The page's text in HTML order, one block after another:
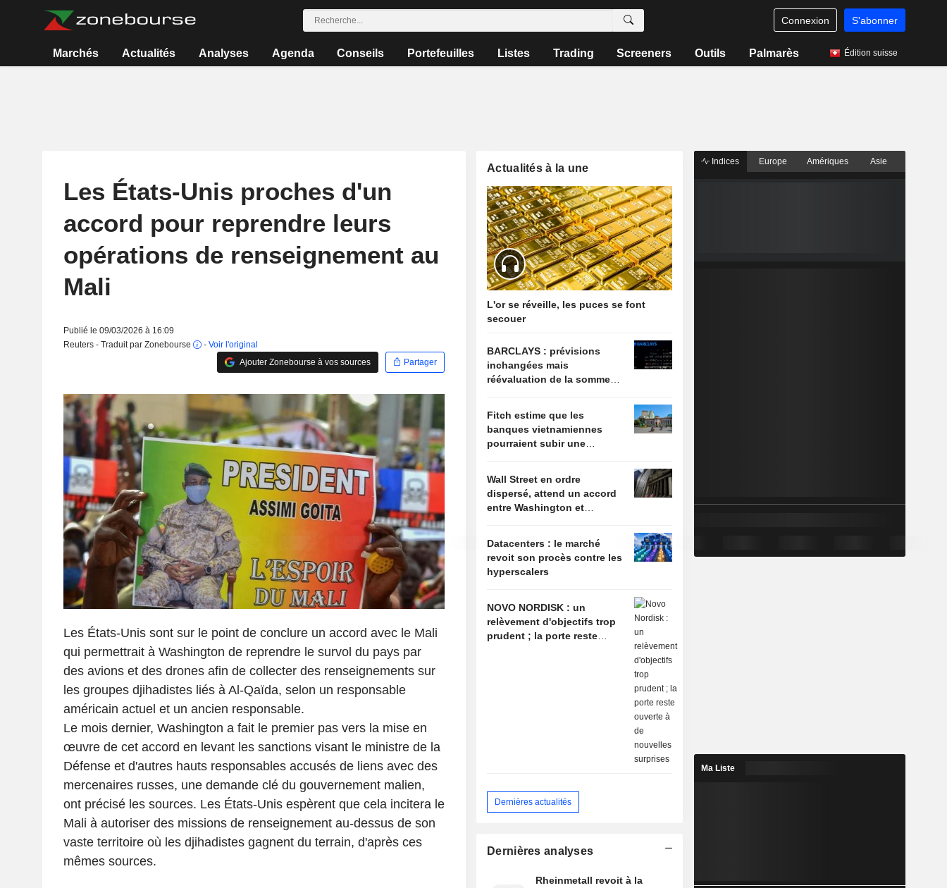
Connexion S'abonner
Marchés Actualités Analyses Agenda Conseils Portefeuilles Listes Trading Screeners Outils Palmarès Édition suisse
Les États-Unis proches d'un
accord pour reprendre leurs
opérations de renseignement au
Mali
Publié le 09/03/2026 à 16:09
Reuters - Traduit par Zonebourse
- Voir l'original
Ajouter Zonebourse à vos sources
Partager
Les États-Unis sont sur le point de conclure un accord avec le Mali
qui permettrait à Washington de reprendre le survol du pays par
des avions et des drones afin de collecter des renseignements sur
les groupes djihadistes liés à Al-Qaïda, selon un responsable
américain actuel et un ancien responsable.
Le mois dernier, Washington a fait le premier pas vers la mise en
œuvre de cet accord en levant les sanctions visant le ministre de la
Défense et d'autres hauts responsables accusés de liens avec des
mercenaires russes, une demande clé du gouvernement malien,
ont précisé les sources. Les États-Unis espèrent que cela incitera le
Mali à autoriser des missions de renseignement au-dessus de son
vaste territoire où les djihadistes gagnent du terrain, d'après ces
mêmes sources.
Actualités à la une
L'or se réveille, les puces se font
secouer
BARCLAYS : prévisions
inchangées mais
réévaluation de la somme
Fitch estime que les
banques vietnamiennes
pourraient subir une
du gouvernement
Wall Street en ordre
dispersé, attend un accord
entre Washington et
Datacenters : le marché
revoit son procès contre les
hyperscalers
NOVO NORDISK : un
relèvement d'objectifs trop
prudent ; la porte reste
Dernières actualités
Dernières analyses
Rheinmetall revoit à la
Indices Europe Amériques Asie
Ma Liste